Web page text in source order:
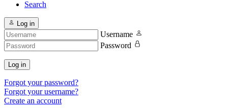
Search
Log in
Username
Password
Log in
Forgot your password?
Forgot your username?
Create an account